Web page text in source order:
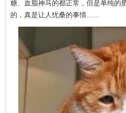
糖、血脂神马的都正常，但是单纯的
的，真是让人忧桑的事情……